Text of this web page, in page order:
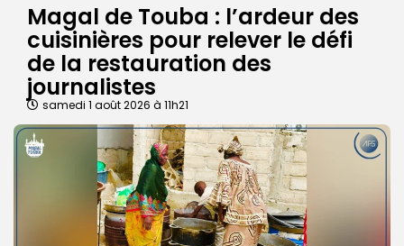
Magal de Touba : l’ardeur des
cuisinières pour relever le défi
de la restauration des
journalistes
samedi 1 août 2026 à 11h21